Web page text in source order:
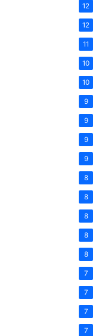
12
12
11
10
10
9
9
9
9
8
8
8
8
8
7
7
7
7